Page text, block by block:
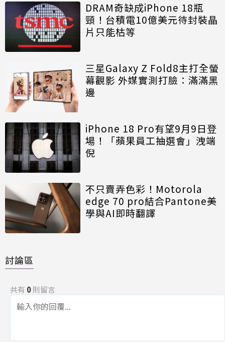
DRAM奇缺成iPhone 18瓶
頸！台積電10億美元待封裝晶
片只能枯等
三星Galaxy Z Fold8主打全螢
幕觀影 外媒實測打臉：滿滿黑
邊
iPhone 18 Pro有望9月9日登
場！「蘋果員工抽選會」洩端
倪
不只賣弄色彩！Motorola
edge 70 pro結合Pantone美
學與AI即時翻譯
討論區
共有 0則留言